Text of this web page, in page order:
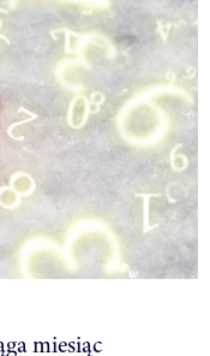
miesiąc